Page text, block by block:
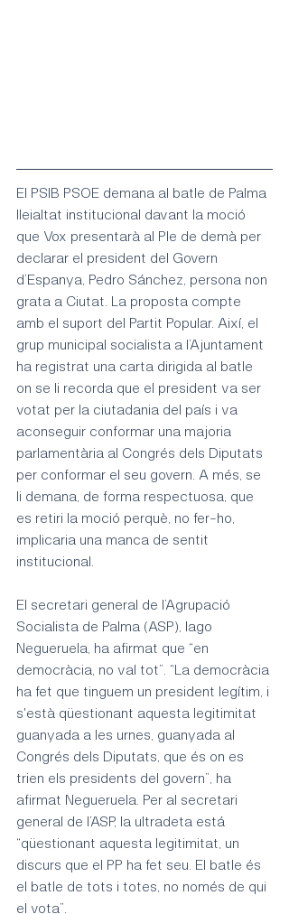
El PSIB PSOE demana al batle de Palma
lleialtat institucional davant la moció
que Vox presentarà al Ple de demà per
declarar el president del Govern
d’Espanya, Pedro Sánchez, persona non
grata a Ciutat. La proposta compte
amb el suport del Partit Popular. Així, el
grup municipal socialista a l’Ajuntament
ha registrat una carta dirigida al batle
on se li recorda que el president va ser
votat per la ciutadania del país i va
aconseguir conformar una majoria
parlamentària al Congrés dels Diputats
per conformar el seu govern. A més, se
li demana, de forma respectuosa, que
es retiri la moció perquè, no fer-ho,
implicaria una manca de sentit
institucional.
El secretari general de l’Agrupació
Socialista de Palma (ASP), Iago
Negueruela, ha afirmat que “en
democràcia, no val tot”. “La democràcia
ha fet que tinguem un president legítim, i
s'està qüestionant aquesta legitimitat
guanyada a les urnes, guanyada al
Congrés dels Diputats, que és on es
trien els presidents del govern”, ha
afirmat Negueruela. Per al secretari
general de l’ASP, la ultradeta está
“qüestionant aquesta legitimitat, un
discurs que el PP ha fet seu. El batle és
el batle de tots i totes, no només de qui
el vota”.